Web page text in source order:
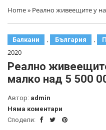
Home» Реално живеещите у
Балкани , България ,
2020
Реално
малко над 5 500
Автор: admin
Няма коментари
Сподели: